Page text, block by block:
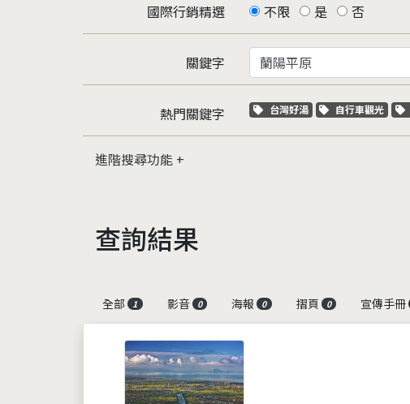
國際行銷精選 不限 是 否
關鍵字
熱門關鍵字 關鍵字標籤
台灣好湯 關鍵字標籤
自行車觀光
進階搜尋功能
查詢結果
全部
1 影音 0 海報 0 摺頁 0 宣傳手冊